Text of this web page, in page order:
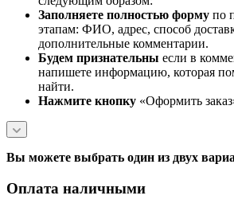
Заполняете полностью форму по
этапам: ФИО, адрес, способ
дополнительные комментарии.
Будем признательны если в
напишете информацию, которая
найти.
Нажмите кнопку «Оформить
Вы можете выбрать один из двух
Оплата наличными